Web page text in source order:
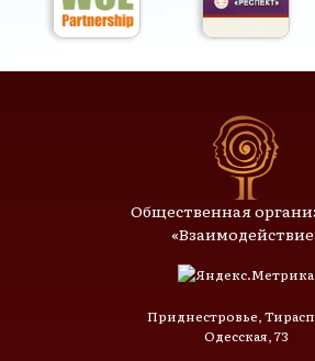
Общественная
Приднестровье,
Одесская, 73